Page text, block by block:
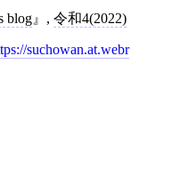
blog , 令和4(2022)
suchowan.at.webr